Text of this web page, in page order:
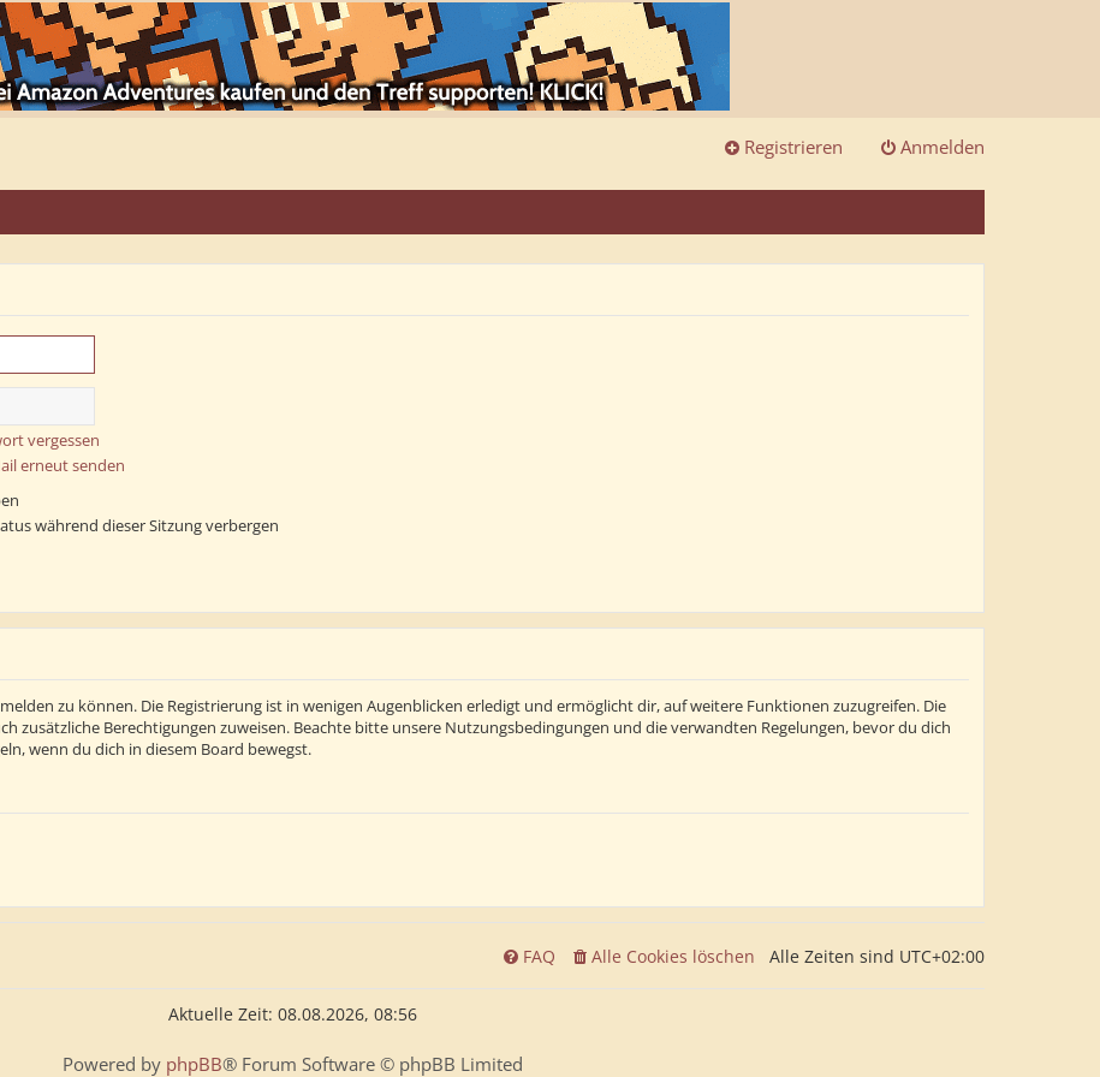
Anmelden
Registrieren
vergessen
erneut senden
während dieser Sitzung verbergen
zu können. Die Registrierung ist in wenigen Augenblicken erledigt und ermöglicht dir, auf weitere Funktionen zuzugreifen. Die
zusätzliche Berechtigungen zuweisen. Beachte bitte unsere Nutzungsbedingungen und die verwandten Regelungen, bevor du dich
wenn du dich in diesem Board bewegst.
Alle Zeiten sind UTC+02:00
Alle Cookies löschen
FAQ
Aktuelle Zeit: 08.08.2026, 08:56
Powered by phpBB® Forum Software © phpBB Limited